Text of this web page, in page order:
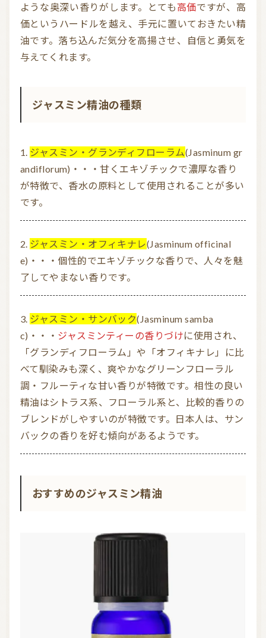
ような奥深い香りがします。とても高価ですが、高
価というハードルを越え、手元に置いておきたい精
油です。落ち込んだ気分を高揚させ、自信と勇気を
与えてくれます。
ジャスミン精油の種類
ジャスミン・グランディフローラム(Jasminum gr
andiflorum)・・・甘くエキゾチックで濃厚な香り
が特徴で、香水の原料として使用されることが多い
です。
ジャスミン・オフィキナレ(Jasminum officinal
e)・・・個性的でエキゾチックな香りで、人々を魅
了してやまない香りです。
ジャスミン・サンバック(Jasminum samba
c)・・・ ジャスミンティーの香りづけに使用され、
「グランディフローラム」や「オフィキナレ」に比
べて馴染みも深く、爽やかなグリーンフローラル
調・フルーティな甘い香りが特徴です。相性の良い
精油はシトラス系、フローラル系と、比較的香りの
ブレンドがしやすいのが特徴です。日本人は、サン
バックの香りを好む傾向があるようです。
おすすめのジャスミン精油